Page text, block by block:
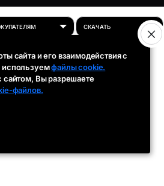
сайта и его взаимодействия с
используемфайлы cookie.
сайтом, Вы разрешаете
файлов.